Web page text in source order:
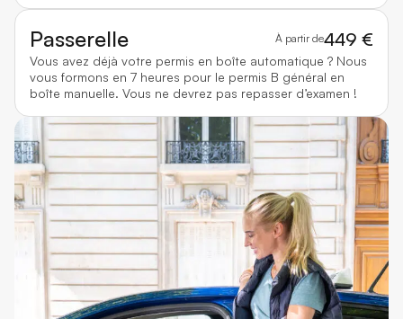
Passerelle À partir de449 €
Vous avez déjà votre permis en boîte automatique ? Nous
vous formons en 7 heures pour le permis B général en
boîte manuelle. Vous ne devrez pas repasser d’examen !